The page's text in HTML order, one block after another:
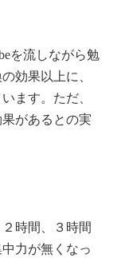
を流しながら勉
効果以上に、
ます。ただ、
があるとの実
時間、３時間
力が無くなっ